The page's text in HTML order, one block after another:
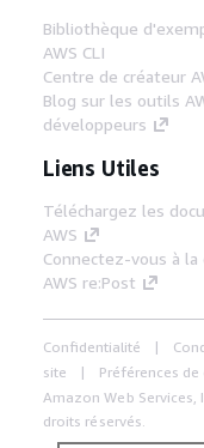
Bibliothèque
AWS CLI
Centre de créateur
Blog sur les outils
développeurs
Liens Utiles
Téléchargez les
AWS
Connectez-vous à la
AWS re:Post
Confidentialité
site
Préférences de
Amazon Web
droits réservés.